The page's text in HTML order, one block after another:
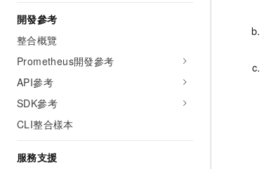
開發參考
整合概覽
Prometheus開發參考
API參考
SDK參考
CLI整合樣本
服務支援